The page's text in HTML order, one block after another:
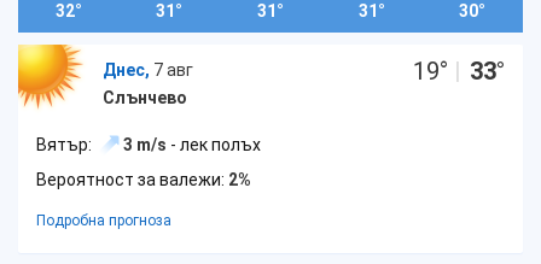
32° 31° 31° 31° 30°
Днес, 7 авг
Слънчево
19° | 33°
Вятър: 3 m/s - лек полъх
Вероятност за валежи: 2%
Подробна прогноза